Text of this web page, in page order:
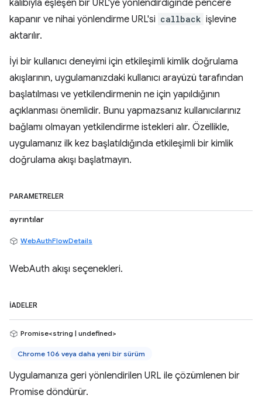
kalıbıyla eşleşen bir URL'ye yönlendirdiğinde pencere
kapanır ve nihai yönlendirme URL'si callback işlevine
aktarılır.
İyi bir kullanıcı deneyimi için etkileşimli kimlik doğrulama
akışlarının, uygulamanızdaki kullanıcı arayüzü tarafından
başlatılması ve yetkilendirmenin ne için yapıldığının
açıklanması önemlidir. Bunu yapmazsanız kullanıcılarınız
bağlamı olmayan yetkilendirme istekleri alır. Özellikle,
uygulamanız ilk kez başlatıldığında etkileşimli bir kimlik
doğrulama akışı başlatmayın.
PARAMETRELER
ayrıntılar
WebAuthFlowDetails
WebAuth akışı seçenekleri.
İADELER
Promise<string | undefined>
Chrome 106 veya daha yeni bir sürüm
Uygulamanıza geri yönlendirilen URL ile çözümlenen bir
Promise döndürür.